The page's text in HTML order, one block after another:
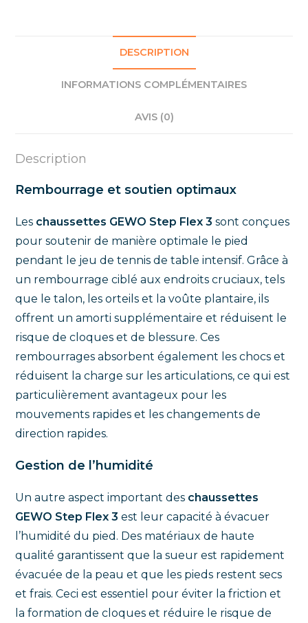
DESCRIPTION
INFORMATIONS COMPLÉMENTAIRES
AVIS (0)
Description
Rembourrage et soutien optimaux
Les chaussettes GEWO Step Flex 3sont conçues
pour soutenir de manière optimale le pied
pendant le jeu de tennis de table intensif. Grâce à
un rembourrage ciblé aux endroits cruciaux, tels
que le talon, les orteils et la voûte plantaire, ils
offrent un amorti supplémentaire et réduisent le
risque de cloques et de blessure. Ces
rembourrages absorbent également les chocs et
réduisent la charge sur les articulations, ce qui est
particulièrement avantageux pour les
mouvements rapides et les changements de
direction rapides.
Gestion de l’humidité
Un autre aspect important des chaussettes
GEWO Step Flex 3est leur capacité à évacuer
l’humidité du pied. Des matériaux de haute
qualité garantissent que la sueur est rapidement
évacuée de la peau et que les pieds restent secs
et frais. Ceci est essentiel pour éviter la friction et
la formation de cloques et réduire le risque de